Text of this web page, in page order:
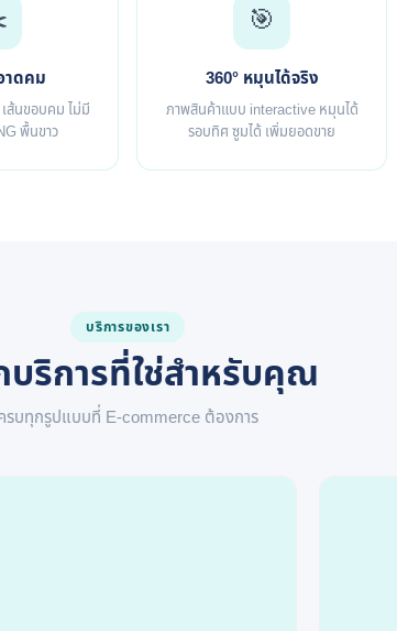
าดคม
นขอบคม ไม่มี
พื้นขาว
🎯
360° หมุนได้จริง
ภาพสินค้าแบบ interactive หมุนได้
รอบทิศ ซูมได้ เพิ่มยอดขาย
บริการของเรา
บริการที่ใช่สำหรับคุณ
รบทุกรูปแบบที่ E-commerce ต้องการ